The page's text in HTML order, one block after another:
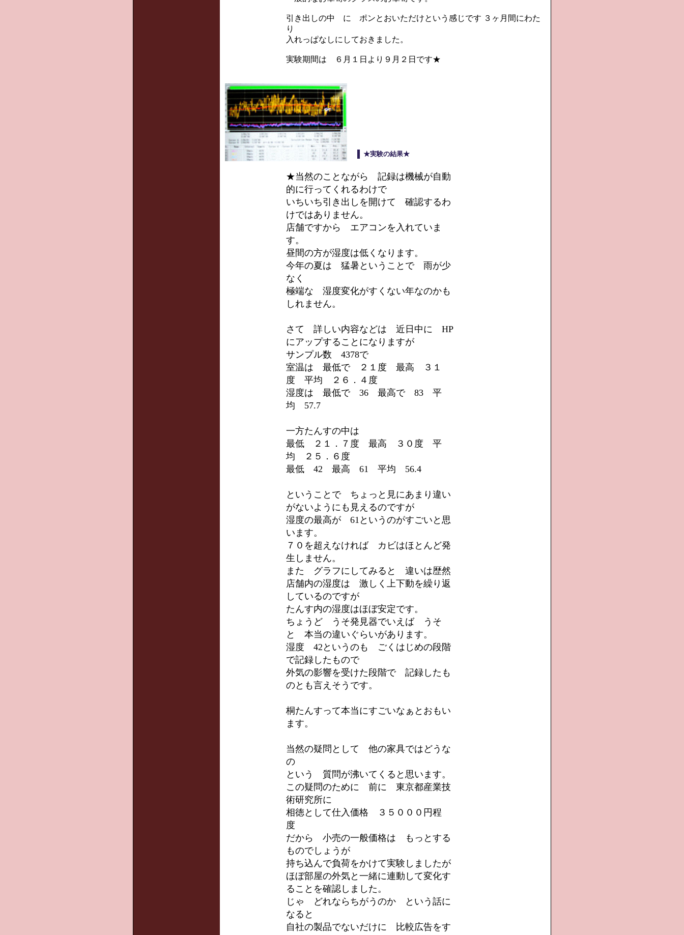
引き出しの中 に ポンとおいただけという感じです ３ヶ月間にわた
り
入れっぱなしにしておきました。
実験期間は ６月１日より９月２日です★
★実験の結果★
★当然のことながら 記録は機械が自動
的に行ってくれるわけで
いちいち引き出しを開けて 確認するわ
けではありません。
店舗ですから エアコンを入れていま
す。
昼間の方が湿度は低くなります。
今年の夏は 猛暑ということで 雨が少
なく
極端な 湿度変化がすくない年なのかも
しれません。
さて 詳しい内容などは 近日中に HP
にアップすることになりますが
サンプル数 4378で
室温は 最低で ２１度 最高 ３１
度 平均 ２６．４度
湿度は 最低で 36 最高で 83 平
均 57.7
一方たんすの中は
最低 ２１．７度 最高 ３０度 平
均 ２５．６度
最低 42 最高 61 平均 56.4
ということで ちょっと見にあまり違い
がないようにも見えるのですが
湿度の最高が 61というのがすごいと思
います。
７０を超えなければ カビはほとんど発
生しません。
また グラフにしてみると 違いは歴然
店舗内の湿度は 激しく上下動を繰り返
しているのですが
たんす内の湿度はほぼ安定です。
ちょうど うそ発見器でいえば うそ
と 本当の違いぐらいがあります。
湿度 42というのも ごくはじめの段階
で記録したもので
外気の影響を受けた段階で 記録したも
のとも言えそうです。
桐たんすって本当にすごいなぁとおもい
ます。
当然の疑問として 他の家具ではどうな
の
という 質問が沸いてくると思います。
この疑問のために 前に 東京都産業技
術研究所に
相徳として仕入価格 ３５０００円程
度
だから 小売の一般価格は もっとする
ものでしょうが
持ち込んで負荷をかけて実験しましたが
ほぼ部屋の外気と一緒に連動して変化す
ることを確認しました。
じゃ どれならちがうのか という話に
なると
自社の製品でないだけに 比較広告をす